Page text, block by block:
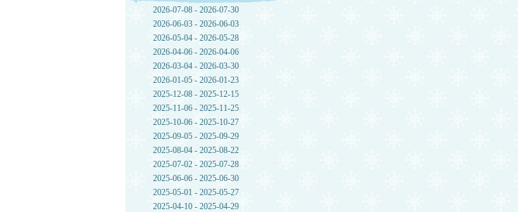
2026-07-08 - 2026-07-30
2026-06-03 - 2026-06-03
2026-05-04 - 2026-05-28
2026-04-06 - 2026-04-06
2026-03-04 - 2026-03-30
2026-01-05 - 2026-01-23
2025-12-08 - 2025-12-15
2025-11-06 - 2025-11-25
2025-10-06 - 2025-10-27
2025-09-05 - 2025-09-29
2025-08-04 - 2025-08-22
2025-07-02 - 2025-07-28
2025-06-06 - 2025-06-30
2025-05-01 - 2025-05-27
2025-04-10 - 2025-04-29